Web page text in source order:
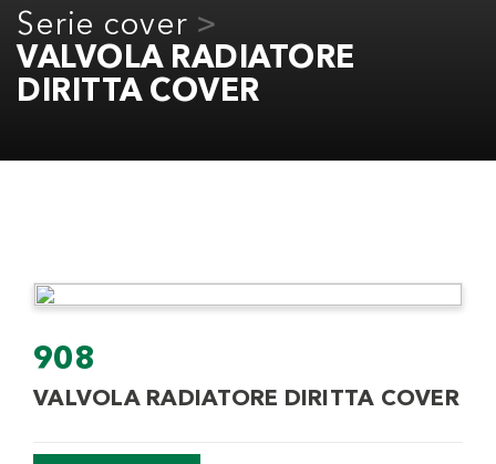
Serie cover
VALVOLA RADIATORE
DIRITTA COVER
908
VALVOLA RADIATORE DIRITTA COVER